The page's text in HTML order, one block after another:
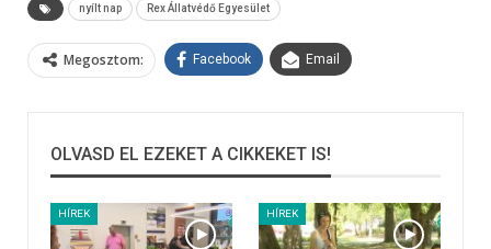
nyílt nap Rex Állatvédő Egyesület
Megosztom: Facebook Email
OLVASD EL EZEKET A CIKKEKET IS!
HÍREK HÍREK